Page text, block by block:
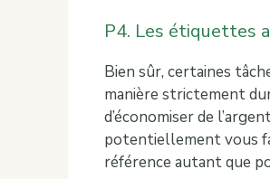
P4. Les étiquettes
Bien sûr, certaines
manière strictement
d’économiser de
potentiellement vous
référence autant que